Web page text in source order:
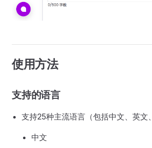
使用方法
支持的语言
支持25种主流语言（包括中文、英
中文